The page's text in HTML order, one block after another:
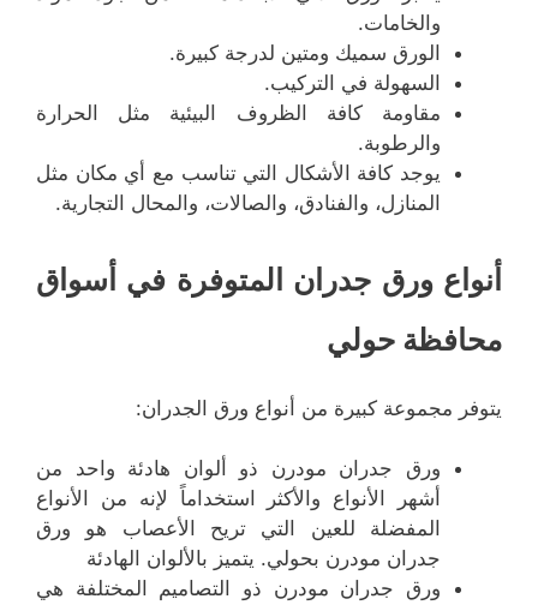
والخامات.
الورق سميك ومتين لدرجة كبيرة.
السهولة في التركيب.
مقاومة كافة الظروف البيئية مثل الحرارة
والرطوبة.
يوجد كافة الأشكال التي تناسب مع أي مكان مثل
المنازل، والفنادق، والصالات، والمحال التجارية.
أنواع ورق جدران المتوفرة في أسواق
محافظة حولي
يتوفر مجموعة كبيرة من أنواع ورق الجدران:
ورق جدران مودرن ذو ألوان هادئة واحد من
أشهر الأنواع والأكثر استخداماً لإنه من الأنواع
المفضلة للعين التي تريح الأعصاب هو ورق
جدران مودرن بحولي. يتميز بالألوان الهادئة
ورق جدران مودرن ذو التصاميم المختلفة هي